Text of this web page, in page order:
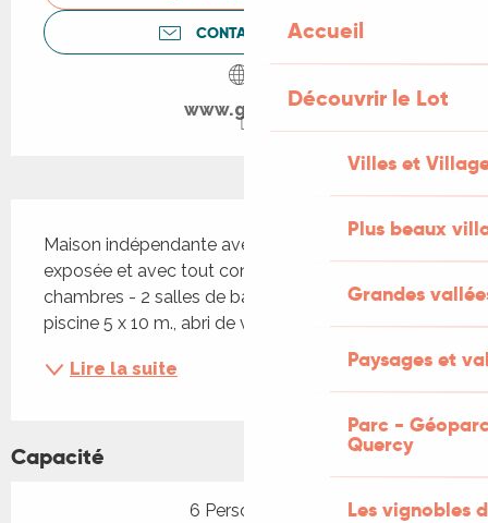
Accueil
Découvrir le Lot
Villes et
Plus beaux
Grandes
Paysages et
Parc -
Quercy
Les vignobles
CONTACTEZ-NOUS
www.gites.nl
Maison indépendante avec vue superbe, bien
exposée et avec tout confort. Cuisine - séjour - 4
chambres - 2 salles de bain - WC indépendants,
piscine 5 x 10 m., abri de voiture, terrasse couverte
Lire la suite
Capacité
6 Personne(s)